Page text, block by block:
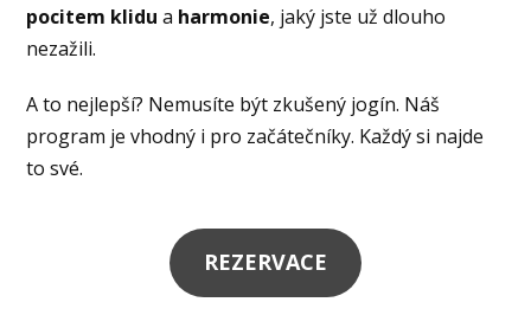
pocitem klidu a harmonie, jaký jste už dlouho
nezažili.
A to nejlepší? Nemusíte být zkušený jogín. Náš
program je vhodný i pro začátečníky. Každý si najde
to své.
REZERVACE